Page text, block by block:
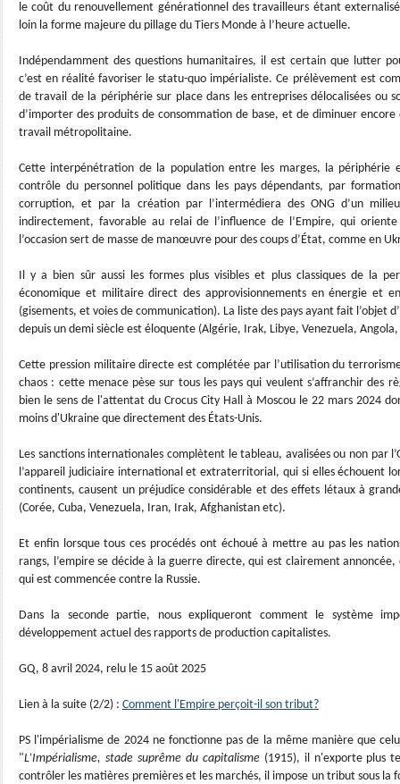
le coût du renouvellement générationnel des travailleurs étant
loin la forme majeure du pillage du Tiers Monde à l’heure actuelle.
Indépendamment des questions humanitaires, il est certain que lutter
c’est en réalité favoriser le statu-quo impérialiste. Ce prélèvement est
de travail de la périphérie sur place dans les entreprises délocalisées ou
d’importer des produits de consommation de base, et de diminuer
travail métropolitaine.
Cette interpénétration de la population entre les marges, la périphérie
contrôle du personnel politique dans les pays dépendants, par
corruption, et par la création par l’intermédiera des ONG d’un
indirectement, favorable au relai de l’influence de l’Empire, qui
l’occasion sert de masse de manœuvre pour des coups d’État, comme en
Il y a bien sûr aussi les formes plus visibles et plus classiques de la
économique et militaire direct des approvisionnements en énergie et
(gisements, et voies de communication). La liste des pays ayant fait l’objet
depuis un demi siècle est éloquente (Algérie, Irak, Libye, Venezuela,
Cette pression militaire directe est complétée par l’utilisation du
chaos : cette menace pèse sur tous les pays qui veulent s’affranchir des
bien le sens de l'attentat du Crocus City Hall à Moscou le 22 mars 2024
moins d'Ukraine que directement des États-Unis.
Les sanctions internationales complètent le tableau, avalisées ou non par
l’appareil judiciaire international et extraterritorial, qui si elles échouent
continents, causent un préjudice considérable et des effets létaux à
(Corée, Cuba, Venezuela, Iran, Irak, Afghanistan etc).
Et enfin lorsque tous ces procédés ont échoué à mettre au pas les
rangs, l’empire se décide à la guerre directe, qui est clairement
qui est commencée contre la Russie.
Dans la seconde partie, nous expliqueront comment le système
développement actuel des rapports de production capitalistes.
GQ, 8 avril 2024, relu le 15 août 2025
Lien à la suite (2/2) : Comment l'Empire perçoit-il son tribut?
PS l'impérialisme de 2024 ne fonctionne pas de la même manière que
"L’Impérialisme, stade suprême du capitalisme(1915), il n'exporte plus
contrôler les matières premières et les marchés, il impose un tribut sous la